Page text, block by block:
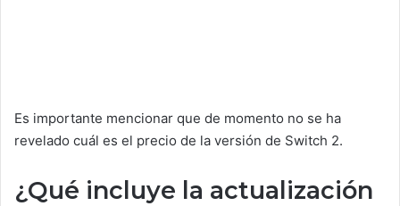
Es importante mencionar que de momento no se ha
revelado cuál es el precio de la versión de Switch 2.
¿Qué incluye la actualización